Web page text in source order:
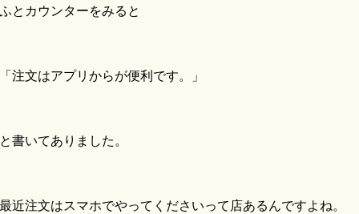
とカウンターをみると
注文はアプリからが便利です。」
書いてありました。
近注文はスマホでやってくださいって店あるんですよね。